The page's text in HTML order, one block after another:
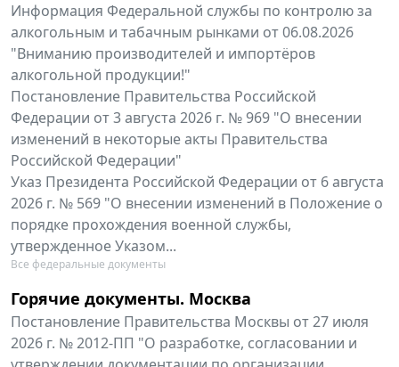
Информация Федеральной службы по контролю за
алкогольным и табачным рынками от 06.08.2026
"Вниманию производителей и импортёров
алкогольной продукции!"
Постановление Правительства Российской
Федерации от 3 августа 2026 г. № 969 "О внесении
изменений в некоторые акты Правительства
Российской Федерации"
Указ Президента Российской Федерации от 6 августа
2026 г. № 569 "О внесении изменений в Положение о
порядке прохождения военной службы,
утвержденное Указом...
Все федеральные документы
Горячие документы. Москва
Постановление Правительства Москвы от 27 июля
2026 г. № 2012-ПП "О разработке, согласовании и